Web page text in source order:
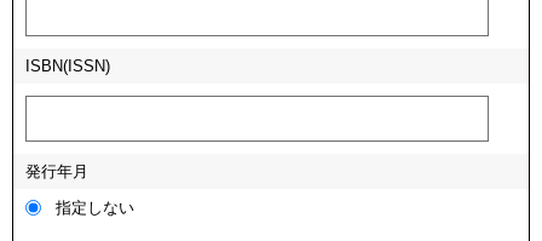
ISBN(ISSN)
発行年月
指定しない